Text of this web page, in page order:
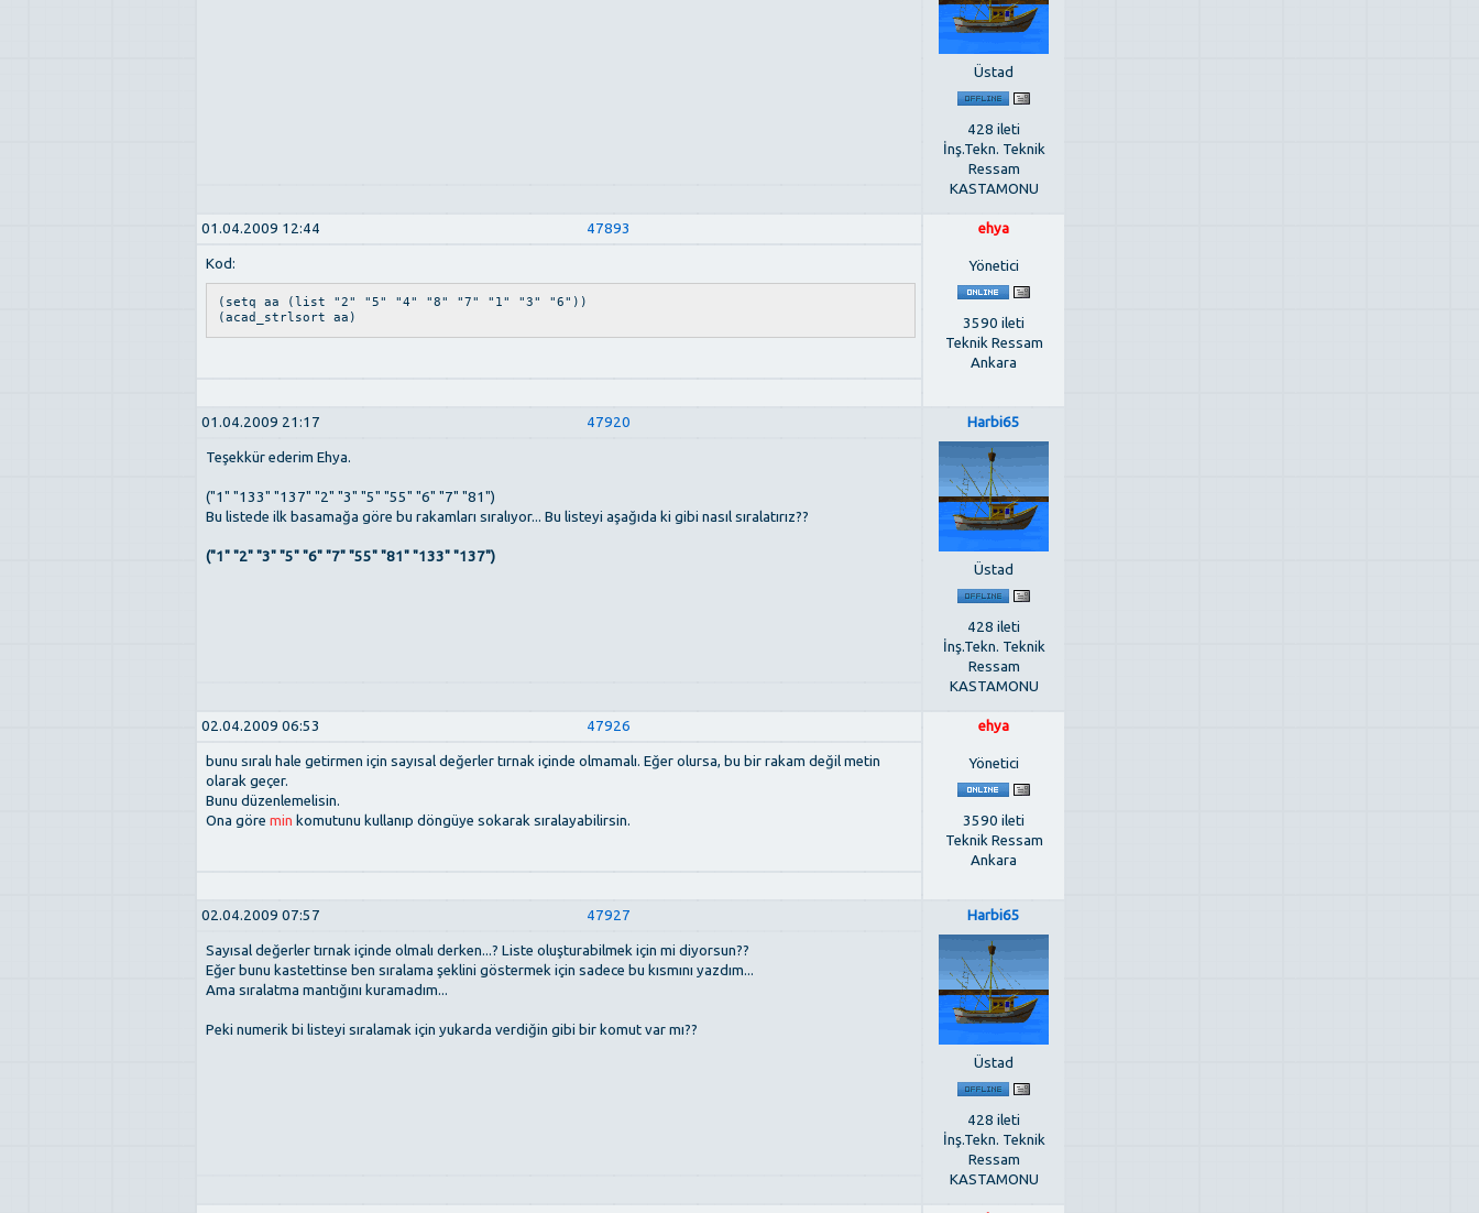
Üstad
428 ileti
İnş.Tekn. Teknik
Ressam
KASTAMONU
01.04.2009 12:44 47893 ehya
Yönetici
3590 ileti
Teknik Ressam
Ankara
Kod:
(setq aa (list "2" "5" "4" "8" "7" "1" "3" "6"))
(acad_strlsort aa)
01.04.2009 21:17 47920 Harbi65
Üstad
428 ileti
İnş.Tekn. Teknik
Ressam
KASTAMONU
Teşekkür ederim Ehya.
("1" "133" "137" "2" "3" "5" "55" "6" "7" "81")
Bu listede ilk basamağa göre bu rakamları sıralıyor... Bu listeyi aşağıda ki gibi nasıl sıralatırız??
("1" "2" "3" "5" "6" "7" "55" "81" "133" "137")
02.04.2009 06:53 47926 ehya
Yönetici
3590 ileti
Teknik Ressam
Ankara
bunu sıralı hale getirmen için sayısal değerler tırnak içinde olmamalı. Eğer olursa, bu bir rakam değil metin
olarak geçer.
Bunu düzenlemelisin.
Ona göre min komutunu kullanıp döngüye sokarak sıralayabilirsin.
02.04.2009 07:57 47927 Harbi65
Üstad
428 ileti
İnş.Tekn. Teknik
Ressam
KASTAMONU
Sayısal değerler tırnak içinde olmalı derken...? Liste oluşturabilmek için mi diyorsun??
Eğer bunu kastettinse ben sıralama şeklini göstermek için sadece bu kısmını yazdım...
Ama sıralatma mantığını kuramadım...
Peki numerik bi listeyi sıralamak için yukarda verdiğin gibi bir komut var mı??